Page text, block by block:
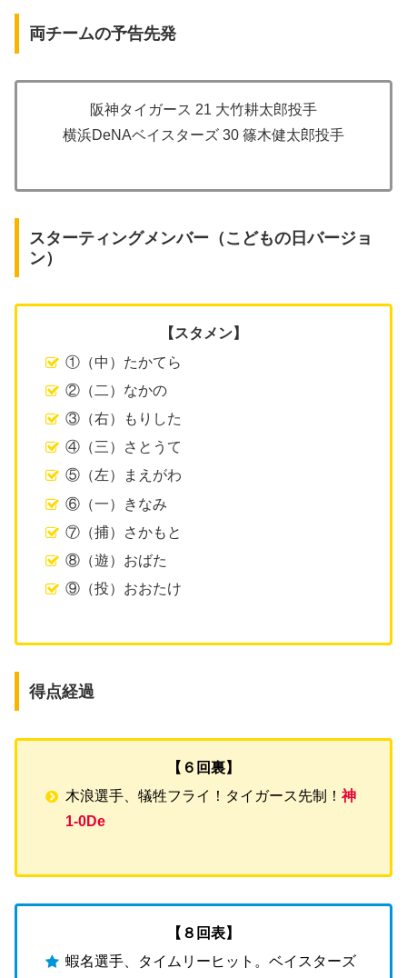
両チームの予告先発
阪神タイガース 21 大竹耕太郎投手
横浜DeNAベイスターズ 30 篠木健太郎投手
スターティングメンバー（こどもの日バージョ
ン）
【スタメン】
①（中）たかてら
②（二）なかの
③（右）もりした
④（三）さとうて
⑤（左）まえがわ
⑥（一）きなみ
⑦（捕）さかもと
⑧（遊）おばた
⑨（投）おおたけ
得点経過
【６回裏】
木浪選手、犠牲フライ！タイガース先制！神
1-0De
【８回表】
蝦名選手、タイムリーヒット。ベイスターズ